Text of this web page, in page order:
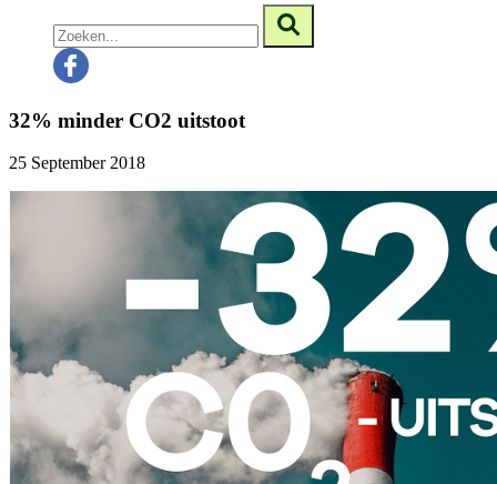
32% minder CO2 uitstoot
25 September 2018